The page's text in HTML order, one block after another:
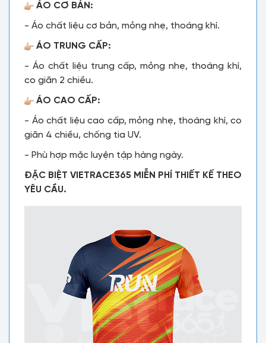
ÁO CƠ BẢN:
- Áo chất liệu cơ bản, mỏng nhẹ, thoáng khí.
ÁO TRUNG CẤP:
- Áo chất liệu trung cấp, mỏng nhẹ, thoáng khí,
co giãn 2 chiều.
ÁO CAO CẤP:
- Áo chất liệu cao cấp, mỏng nhẹ, thoáng khí, co
giãn 4 chiều, chống tia UV.
- Phù hợp mặc luyện tập hàng ngày.
ĐẶC BIỆT VIETRACE365 MIỄN PHÍ THIẾT KẾ THEO
YÊU CẦU.